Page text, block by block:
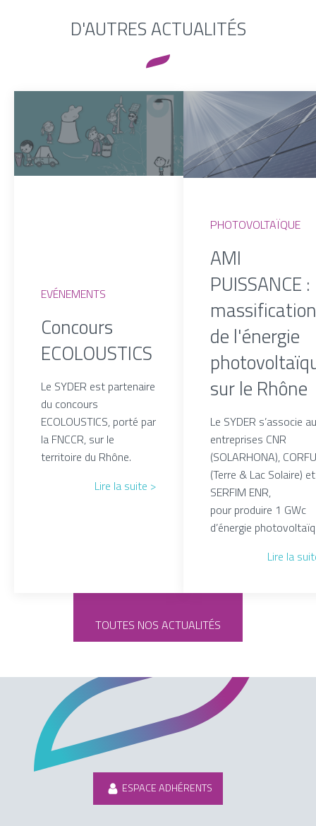
D'AUTRES ACTUALITÉS
EVÉNEMENTS
Concours
ECOLOUSTICS
Le SYDER est partenaire
du concours
ECOLOUSTICS, porté par
la FNCCR, sur le
territoire du Rhône.
Lire la suite >
PHOTOVOLTAÏQUE
AMI
PUISSANCE
de l'énergie
sur le Rhône
Le SYDER s’associe
entreprises CNR
(SOLARHONA),
(Terre & Lac Solaire) et
SERFIM ENR,
pour produire 1 GWc
d’énergie
Lire la
TOUTES NOS ACTUALITÉS
ESPACE ADHÉRENTS